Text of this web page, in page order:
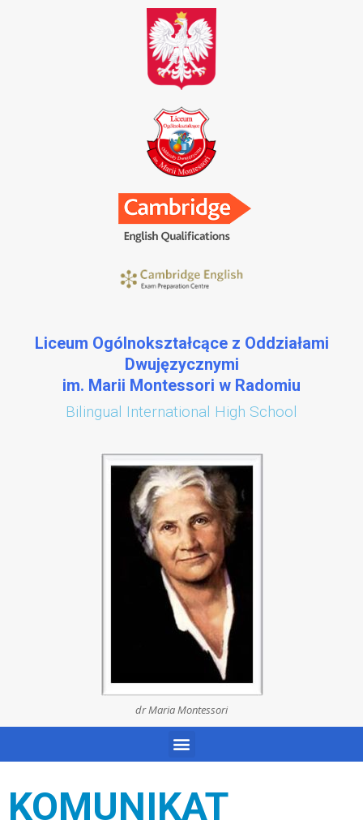
Liceum Ogólnokształcące z Oddziałami
Dwujęzycznymi
im. Marii Montessori w Radomiu
Bilingual International High School
dr Maria Montessori
KOMUNIKAT